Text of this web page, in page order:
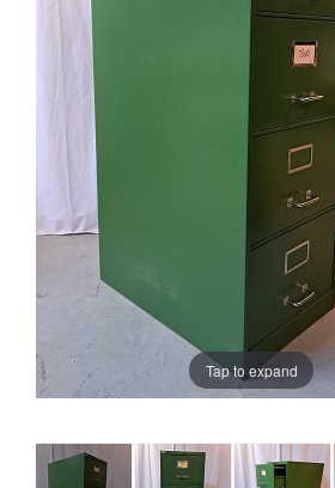
Tap to expand